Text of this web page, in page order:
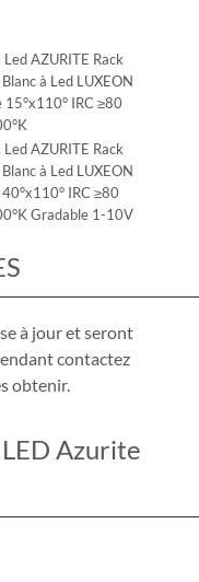
AZURITE Rack
à Led LUXEON
IRC ≥80
AZURITE Rack
à Led LUXEON
IRC ≥80
Gradable 1-10V
à jour et seront
contactez
obtenir.
Azurite